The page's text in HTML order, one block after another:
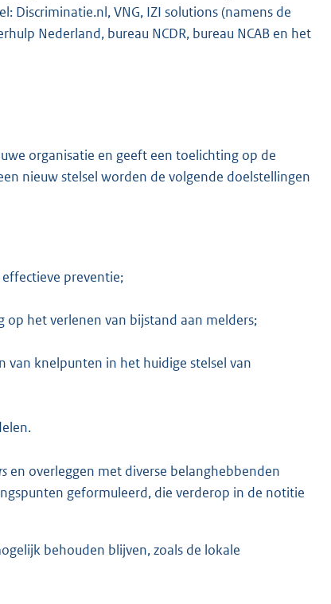
Discriminatie.nl, VNG, IZI solutions (namens de
Nederland, bureau NCDR, bureau NCAB en het
organisatie en geeft een toelichting op de
nieuw stelsel worden de volgende doelstellingen
preventie;
het verlenen van bijstand aan melders;
van knelpunten in het huidige stelsel van
en overleggen met diverse belanghebbenden
geformuleerd, die verderop in de notitie
behouden blijven, zoals de lokale